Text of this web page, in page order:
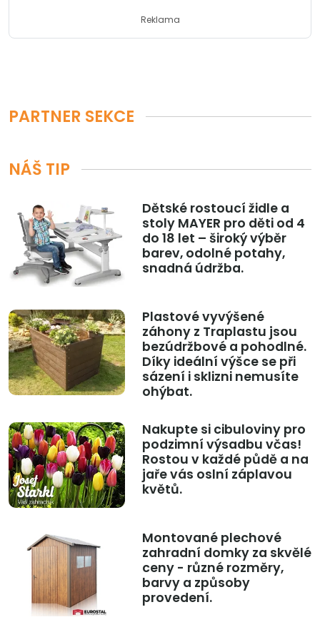
Reklama
PARTNER SEKCE
NÁŠ TIP
Dětské rostoucí židle a
stoly MAYER pro děti od 4
do 18 let – široký výběr
barev, odolné potahy,
snadná údržba.
Plastové vyvýšené
záhony z Traplastu jsou
bezúdržbové a pohodlné.
Díky ideální výšce se při
sázení i sklizni nemusíte
ohýbat.
Nakupte si cibuloviny pro
podzimní výsadbu včas!
Rostou v každé půdě a na
jaře vás oslní záplavou
květů.
Montované plechové
zahradní domky za skvělé
ceny - různé rozměry,
barvy a způsoby
provedení.